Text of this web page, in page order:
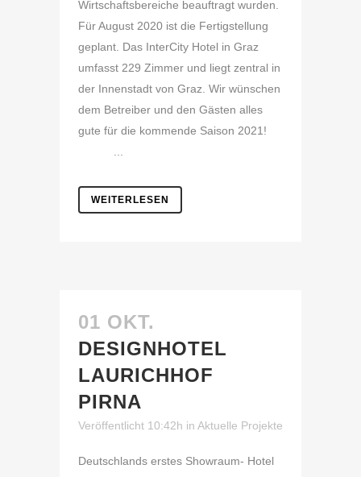
Wirtschaftsbereiche beauftragt wurden.
Für August 2020 ist die Fertigstellung
geplant. Das InterCity Hotel in Graz
umfasst 229 Zimmer und liegt zentral in
der Innenstadt von Graz. Wir wünschen
dem Betreiber und den Gästen alles
gute für die kommende Saison 2021!
WEITERLESEN
01 OKT.
DESIGNHOTEL
LAURICHHOF
PIRNA
Veröffentlicht 10:42h in Aktuelle Projekte
Deutschlands erstes Showraum- Hotel